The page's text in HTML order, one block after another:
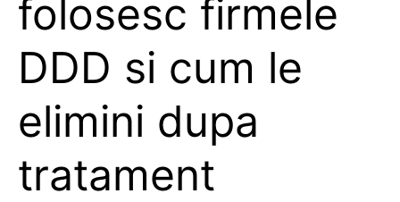
folosesc firmele
DDD si cum le
elimini dupa
tratament